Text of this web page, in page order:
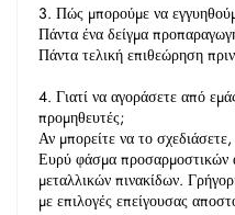
3. Πώς μπορούμε να
Πάντα ένα δείγμα
Πάντα τελική επιθεώρηση
4. Γιατί να αγοράσετε από
προμηθευτές;
Αν μπορείτε να το
Ευρύ φάσμα προσαρμοστικών
μεταλλικών πινακίδων.
με επιλογές επείγουσας